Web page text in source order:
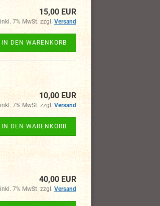
15,00 EUR
inkl. 7% MwSt. zzgl. Versand
IN DEN WARENKORB
10,00 EUR
inkl. 7% MwSt. zzgl. Versand
IN DEN WARENKORB
40,00 EUR
inkl. 7% MwSt. zzgl. Versand